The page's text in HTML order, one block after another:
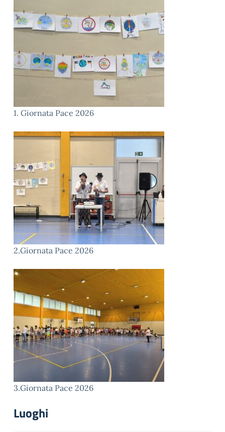
1. Giornata Pace 2026
2.Giornata Pace 2026
3.Giornata Pace 2026
Luoghi